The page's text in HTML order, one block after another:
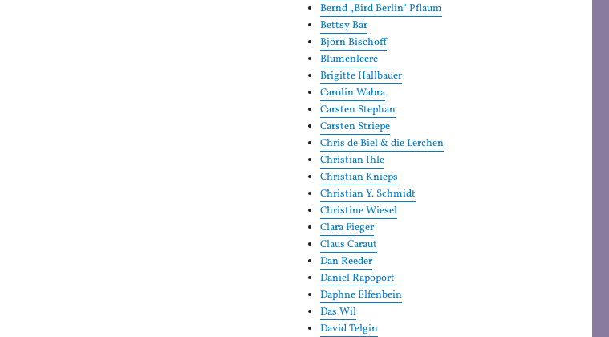
Bernd „Bird Berlin“ Pflaum
Bettsy Bär
Björn Bischoff
Blumenleere
Brigitte Hallbauer
Carolin Wabra
Carsten Stephan
Carsten Striepe
Chris de Biel & die Lërchen
Christian Ihle
Christian Knieps
Christian Y. Schmidt
Christine Wiesel
Clara Fieger
Claus Caraut
Dan Reeder
Daniel Rapoport
Daphne Elfenbein
Das Wil
David Telgin